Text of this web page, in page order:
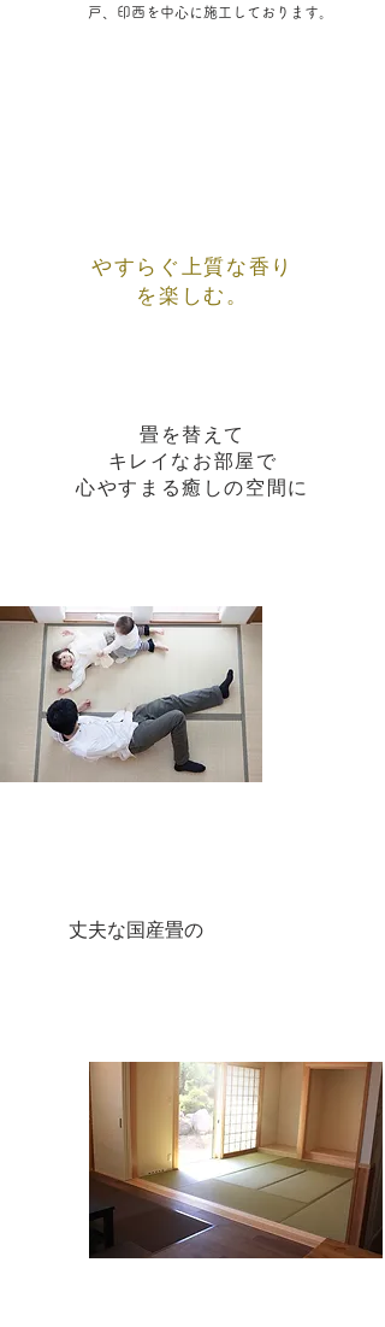
戸、印西を中心に施工しております。
やすらぐ上質な香り
を楽しむ。
畳を替えて
キレイなお部屋で
​心やすまる癒しの空間に
丈夫な国産畳の